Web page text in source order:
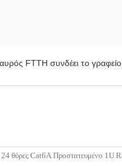
FTTH συνδέει το γραφείο